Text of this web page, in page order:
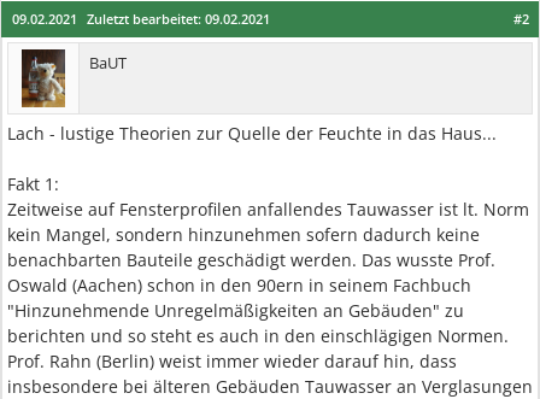
#2
09.02.2021 Zuletzt bearbeitet: 09.02.2021
BaUT
Lach - lustige Theorien zur Quelle der Feuchte in das Haus...
Fakt 1:
Zeitweise auf Fensterprofilen anfallendes Tauwasser ist lt. Norm
kein Mangel, sondern hinzunehmen sofern dadurch keine
benachbarten Bauteile geschädigt werden. Das wusste Prof.
Oswald (Aachen) schon in den 90ern in seinem Fachbuch
"Hinzunehmende Unregelmäßigkeiten an Gebäuden" zu
berichten und so steht es auch in den einschlägigen Normen.
Prof. Rahn (Berlin) weist immer wieder darauf hin, dass
insbesondere bei älteren Gebäuden Tauwasser an Verglasungen